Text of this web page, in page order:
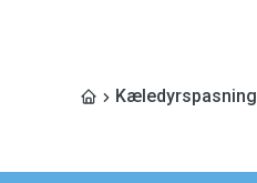
Kæledyrspasning